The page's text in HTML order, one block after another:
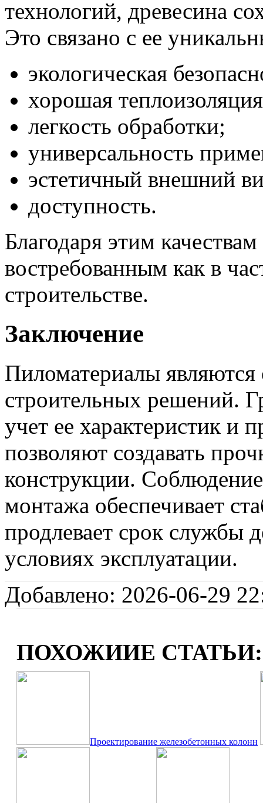
технологий, древесина
Это связано с ее
экологическая
хорошая
легкость обработки;
универсальность
эстетичный внешний
доступность.
Благодаря этим
востребованным как в
строительстве.
Заключение
Пиломатериалы
строительных решений.
учет ее характеристик и
позволяют создавать
конструкции.
монтажа обеспечивает
продлевает срок службы
условиях эксплуатации.
Добавлено: 2026-06-29
ПОХОЖИИЕ СТАТЬИ:
Проектирование железобетонных колонн